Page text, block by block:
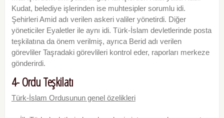
Kudat, belediye işlerinden ise muhtesipler sorumlu idi.
Şehirleri Amid adı verilen askeri valiler yönetirdi. Diğer
yöneticiler Eyaletler ile aynı idi. Türk-İslam devletlerinde posta
teşkilatına da önem verilmiş, ayrıca Berid adı verilen
görevliler Taşradaki görevlileri kontrol eder, raporları merkeze
gönderirdi.
4- Ordu Teşkilatı
Türk-İslam Ordusunun genel özelikleri